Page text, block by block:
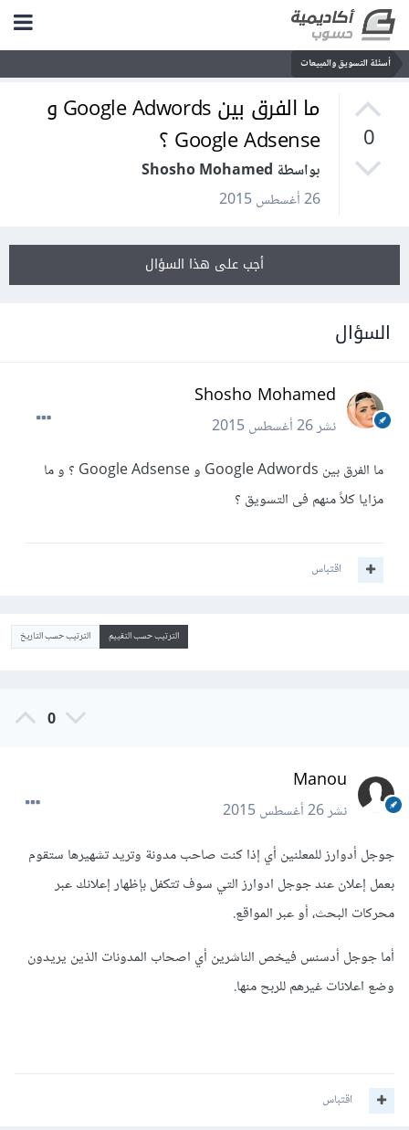
أسئلة التسويق والمبيعات
0
ما الفرق بين Google Adwords و
Google Adsense ؟
بواسطة Shosho Mohamed
26 أغسطس 2015
أجب على هذا السؤال
السؤال
Shosho Mohamed
نشر26 أغسطس 2015
ما الفرق بين Google Adwords و Google Adsense ؟ و ما
مزايا كلاً منهم فى التسويق ؟
اقتباس
الترتيب حسب التقييم الترتيب حسب التاريخ
0
Manou
نشر26 أغسطس 2015
جوجل أدوارز للمعلنين أي إذا كنت صاحب مدونة وتريد تشهيرها ستقوم
بعمل إعلان عند جوجل ادوارز التي سوف تتكفل بإظهار إعلانك عبر
محركات البحث، أو عبر المواقع.
أما جوجل أدسنس فيخص الناشرين أي اصحاب المدونات الذين يريدون
وضع اعلانات غيرهم للربح منها.
اقتباس